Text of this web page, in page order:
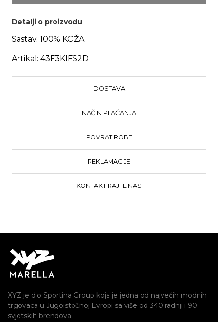
Detalji o proizvodu
Sastav: 100% KOŽA
Artikal: 43F3KIFS2D
DOSTAVA
NAČIN PLAĆANJA
POVRAT ROBE
REKLAMACIJE
KONTAKTIRAJTE NAS
XYZ je dio Sportina Group koja je jedna od najvećih modnih
trgovaca u Jugoistočnoj Evropi sa više od 340 radnji i 90
svjetskih brendova.